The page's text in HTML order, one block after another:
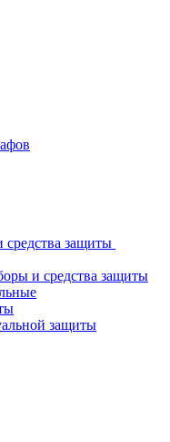
защиты
и средства защиты
защиты